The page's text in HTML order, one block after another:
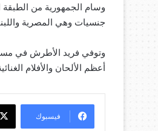
جنسيات وهي المصرية
أعظم الألحان والأفلام
فيسبوك